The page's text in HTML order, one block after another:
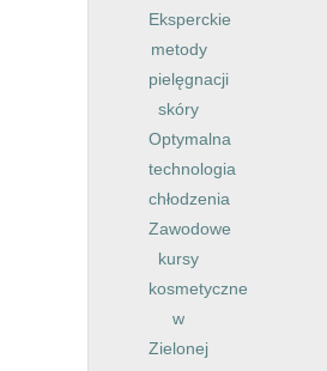
Eksperckie
metody
pielęgnacji
skóry
Optymalna
technologia
chłodzenia
Zawodowe
kursy
kosmetyczne
w
Zielonej